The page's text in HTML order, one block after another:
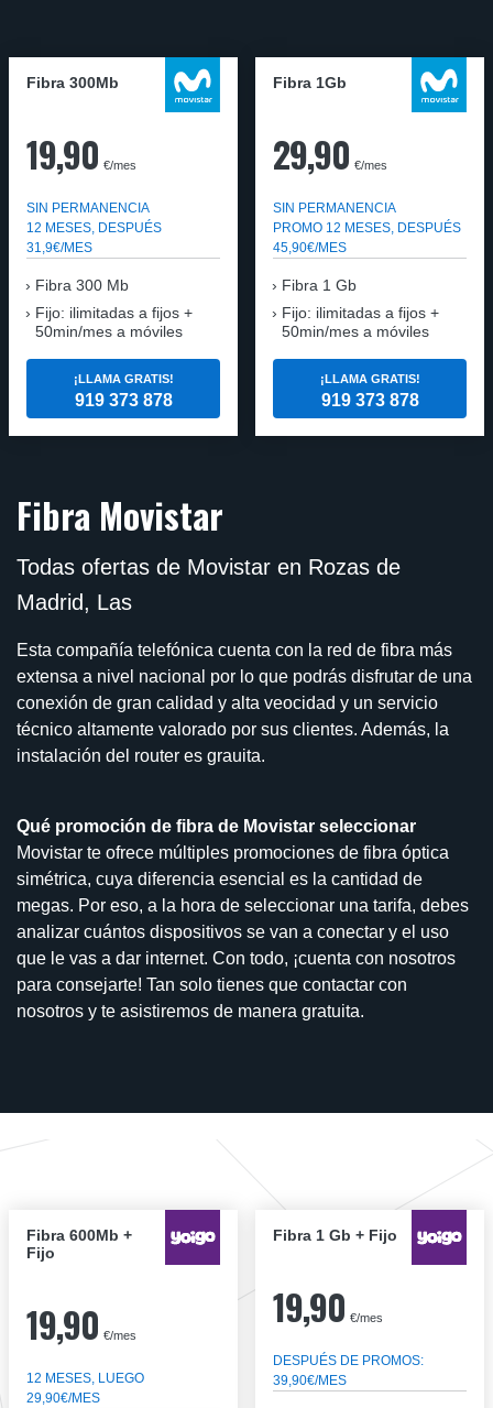
Fibra 300Mb
19,90 €/mes
SIN PERMANENCIA
12 MESES, DESPUÉS
31,9€/MES
Fibra 300 Mb
Fijo: ilimitadas a fijos +
50min/mes a móviles
¡LLAMA GRATIS!
919 373 878
Fibra 1Gb
29,90 €/mes
SIN PERMANENCIA
PROMO 12 MESES, DESPUÉS
45,90€/MES
Fibra 1 Gb
Fijo: ilimitadas a fijos +
50min/mes a móviles
¡LLAMA GRATIS!
919 373 878
Fibra Movistar
Todas ofertas de Movistar en Rozas de
Madrid, Las
Esta compañía telefónica cuenta con la red de fibra más
extensa a nivel nacional por lo que podrás disfrutar de una
conexión de gran calidad y alta veocidad y un servicio
técnico altamente valorado por sus clientes. Además, la
instalación del router es grauita.
Qué promoción de fibra de Movistar seleccionar
Movistar te ofrece múltiples promociones de fibra óptica
simétrica, cuya diferencia esencial es la cantidad de
megas. Por eso, a la hora de seleccionar una tarifa, debes
analizar cuántos dispositivos se van a conectar y el uso
que le vas a dar internet. Con todo, ¡cuenta con nosotros
para consejarte! Tan solo tienes que contactar con
nosotros y te asistiremos de manera gratuita.
Fibra 600Mb +
Fijo
19,90 €/mes
12 MESES, LUEGO
29,90€/MES
Fibra 1 Gb + Fijo
19,90 €/mes
DESPUÉS DE PROMOS:
39,90€/MES